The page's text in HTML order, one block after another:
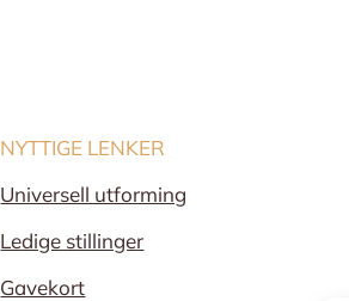
NYTTIGE LENKER
Universell utforming
Ledige stillinger
Gavekort